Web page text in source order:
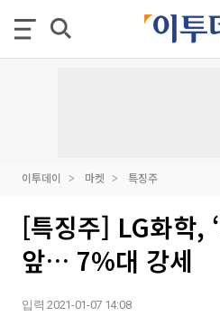
이투데이 마켓 특징주
[특징주] LG화학,
앞… 7%대 강세
입력 2021-01-07 14:08